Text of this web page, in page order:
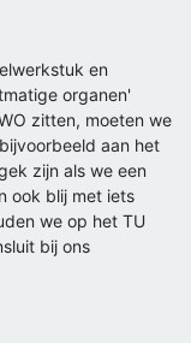
en
organen'
zitten, moeten we
aan het
zijn als we een
ook blij met iets
we op het TU
bij ons